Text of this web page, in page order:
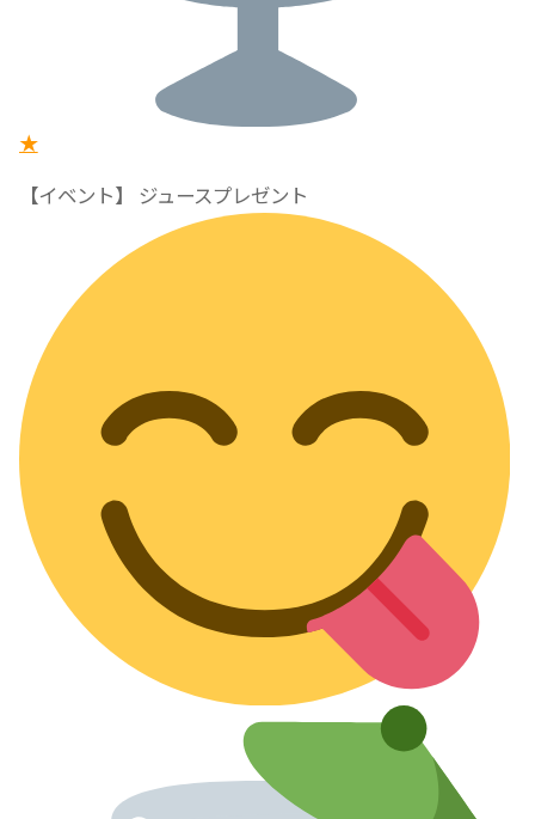
★
【イベント】 ジュースプレゼント